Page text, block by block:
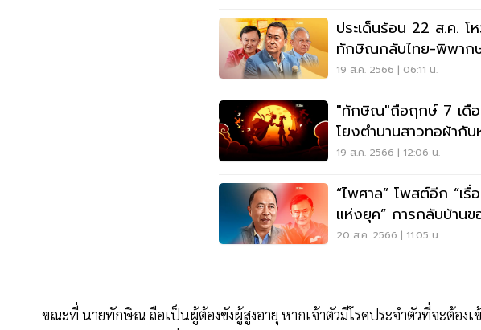
ประเด็นร้อน 22 ส.ค. โ
ทักษิณกลับไทย-พิพาก
โรงพัก
19 ส.ค. 2566 | 06:11 น.
"ทักษิณ"ถือฤกษ์ 7 เดื
โยงตำนานสาวทอผ้ากั
19 ส.ค. 2566 | 12:06 น.
“ไพศาล” โพสต์อีก “เ
แห่งยุค” การกลับบ้าน
20 ส.ค. 2566 | 11:05 น.
ขณะที่ นายทักษิณ ถือเป็นผู้ต้องขังผู้สูงอายุ หากเจ้าตัวมีโรคประจำตัวที่จะต้อง